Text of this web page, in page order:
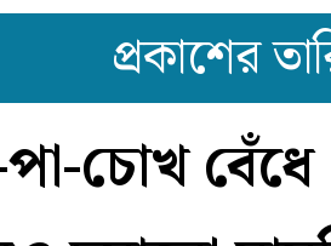
প্রকাশের
পা-চোখ